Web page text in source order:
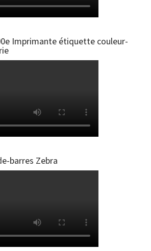
Imprimante étiquette couleur-
barres Zebra